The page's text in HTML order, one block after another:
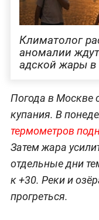
Климатолог
аномалии
адской жары в
Погода в Москве
купания. В
термометров
Затем жара
отдельные дни
к +30. Реки и
прогреться.